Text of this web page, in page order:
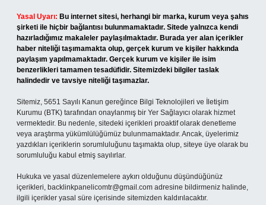
Yasal Uyarı: Bu internet sitesi, herhangi bir marka, kurum veya şahıs
şirketi ile hiçbir bağlantısı bulunmamaktadır. Sitede yalnızca kendi
hazırladığımız makaleler paylaşılmaktadır. Burada yer alan içerikler
haber niteliği taşımamakta olup, gerçek kurum ve kişiler hakkında
paylaşım yapılmamaktadır. Gerçek kurum ve kişiler ile isim
benzerlikleri tamamen tesadüfidir. Sitemizdeki bilgiler taslak
halindedir ve tavsiye niteliği taşımazlar.
Sitemiz, 5651 Sayılı Kanun gereğince Bilgi Teknolojileri ve İletişim
Kurumu (BTK) tarafından onaylanmış bir Yer Sağlayıcı olarak hizmet
vermektedir. Bu nedenle, sitedeki içerikleri proaktif olarak denetleme
veya araştırma yükümlülüğümüz bulunmamaktadır. Ancak, üyelerimiz
yazdıkları içeriklerin sorumluluğunu taşımakta olup, siteye üye olarak bu
sorumluluğu kabul etmiş sayılırlar.
Hukuka ve yasal düzenlemelere aykırı olduğunu düşündüğünüz
içerikleri, backlinkpanelicomtr@gmail.com adresine bildirmeniz halinde,
ilgili içerikler yasal süre içerisinde sitemizden kaldırılacaktır.